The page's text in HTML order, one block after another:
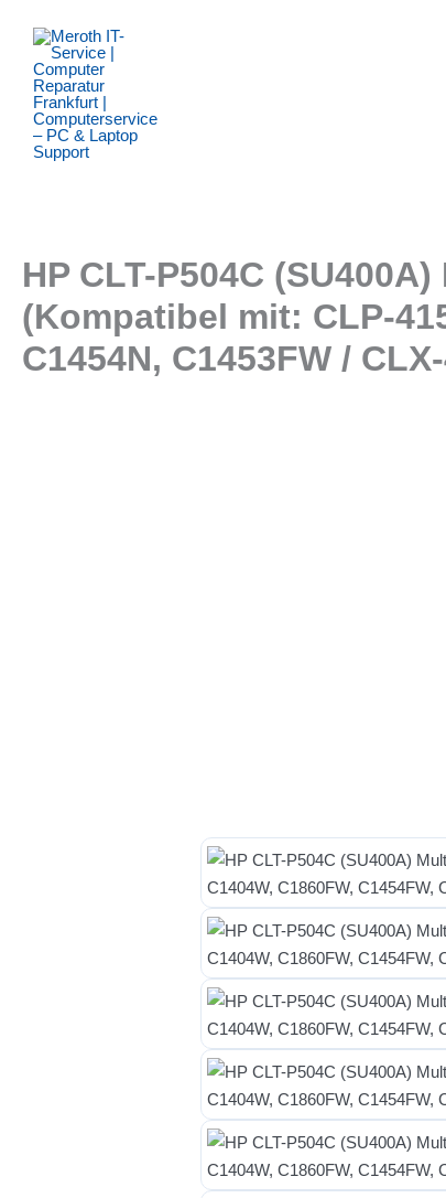
Inhalt
springen
HP CLT-P504C
(Kompatibel mit: CLP-
C1454N, C1453FW /